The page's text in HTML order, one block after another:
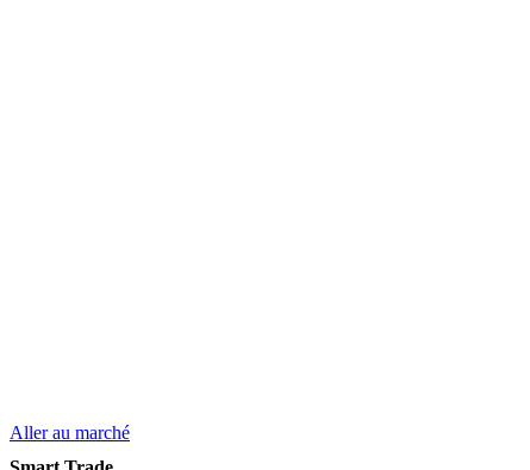
Aller au marché